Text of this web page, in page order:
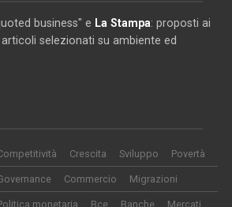
business" e La Stampa: proposti ai
selezionati su ambiente ed
Crescita Sviluppo Povertà
Commercio Migrazioni
monetaria Bce Banche Mercati